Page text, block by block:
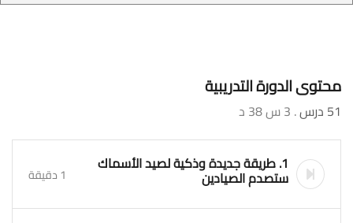
محتوى الدورة التدريبية
51 درس . 3 س 38 د
1. طريقة جديدة وذكية لصيد الأسماك
ستصدم الصيادين 1 دقيقة